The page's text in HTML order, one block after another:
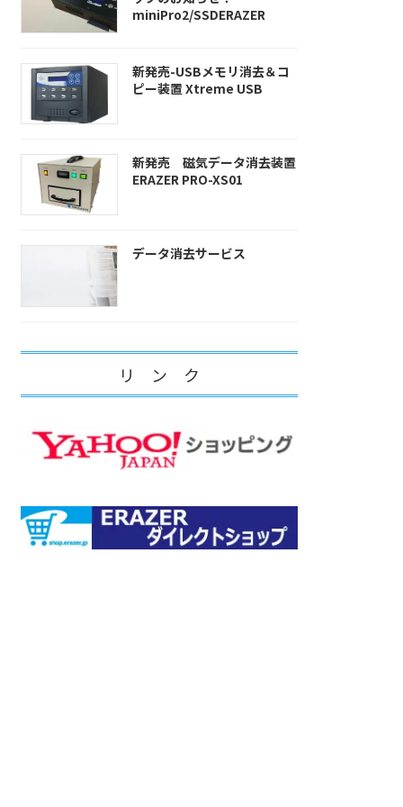
miniPro2/SSDERAZER
新発売-USBメモリ消去＆コ
ピー装置 Xtreme USB
新発売 磁気データ消去装置
ERAZER PRO-XS01
データ消去サービス
リ ン ク